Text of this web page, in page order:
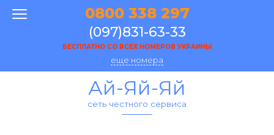
0800 338 297
(097)831-63-33
БЕСПЛАТНО СО ВСЕХ НОМЕРОВ УКРАИНЫ
еще номера
Ай-Яй-Яй
сеть честного сервиса